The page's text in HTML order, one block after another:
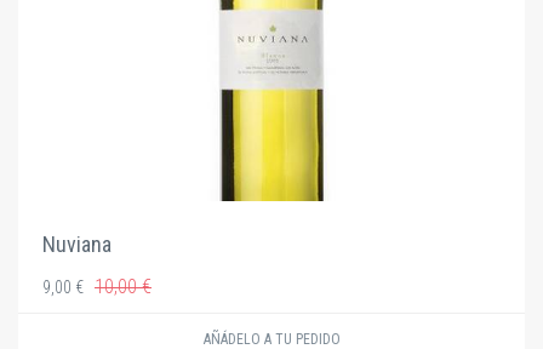
Nuviana
9,00 € 10,00 €
AÑÁDELO A TU PEDIDO